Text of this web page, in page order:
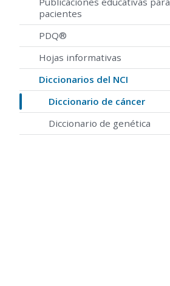
pacientes
PDQ®
Hojas informativas
Diccionarios del NCI
Diccionario de cáncer
Diccionario de genética